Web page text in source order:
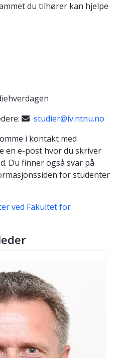
du tilhører kan hjelpe
 studier@iv.ntnu.no
i kontakt med
en e-post hvor du skriver
Du finner også svar på
for studenter
ved Fakultet for